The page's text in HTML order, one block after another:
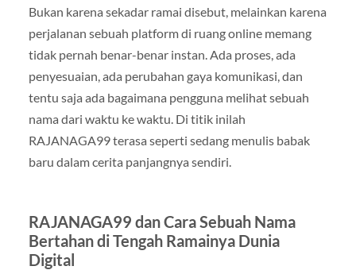
Bukan karena sekadar ramai disebut, melainkan karena
perjalanan sebuah platform di ruang online memang
tidak pernah benar-benar instan. Ada proses, ada
penyesuaian, ada perubahan gaya komunikasi, dan
tentu saja ada bagaimana pengguna melihat sebuah
nama dari waktu ke waktu. Di titik inilah
RAJANAGA99 terasa seperti sedang menulis babak
baru dalam cerita panjangnya sendiri.
RAJANAGA99 dan Cara Sebuah Nama
Bertahan di Tengah Ramainya Dunia
Digital